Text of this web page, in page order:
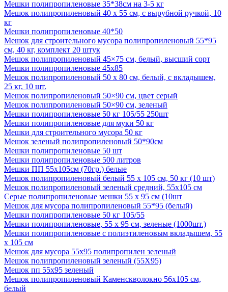
Мешки полипропиленовые 35*38см на 3-5 кг
Мешок полипропиленовый 40 х 55 см, с вырубной ручкой, 10
кг
Мешки полипропиленовые 40*50
Мешок для строительного мусора полипропиленовый 55*95
см, 40 кг, комплект 20 штук
Мешок полипропиленовый 45×75 см, белый, высший сорт
Мешки полипропиленовые 45х85
Мешок полипропиленовый 50 x 80 см, белый, с вкладышем,
25 кг, 10 шт.
Мешок полипропиленовый 50×90 см, цвет серый
Мешок полипропиленовый 50×90 см, зеленый
Мешки полипропиленовые 50 кг 105/55 250шт
Мешки полипропиленовые для муки 50 кг
Мешки для строительного мусора 50 кг
Мешок зеленый полипропиленовый 50*90см
Мешки полипропиленовые 50 шт
Мешки полипропиленовые 500 литров
Мешки ПП 55х105см (70гр.) белые
Мешок полипропиленовый белый 55 х 105 см, 50 кг (10 шт)
Мешок полипропиленовый зеленый средний, 55х105 см
Серые полипропиленовые мешки 55 х 95 см (10шт
Мешок для мусора полипропиленовый 55*95 (белый)
Мешки полипропиленовые 50 кг 105/55
Мешки полипропиленовые, 55 х 95 см, зеленые (1000шт.)
Мешки полипропиленовые с полиэтиленовым вкладышем, 55
х 105 см
Мешок для мусора 55х95 полипропилен зеленый
Мешок полипропиленовый зеленый (55Х95)
Мешок пп 55х95 зеленый
Мешок полипропиленовый Каменскволокно 56х105 см,
белый